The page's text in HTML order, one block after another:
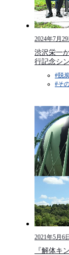
2024年7月29
渋沢栄一
行記念シ
#脱
#そ
2021年5月6
『解体キ